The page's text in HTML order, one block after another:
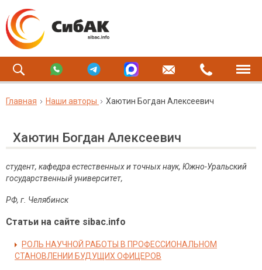
Главная Наши авторы Хаютин Богдан Алексеевич
Хаютин Богдан Алексеевич
студент, кафедра естественных и точных наук, Южно-Уральский
государственный университет,
РФ, г. Челябинск
Статьи на сайте sibac.info
РОЛЬ НАУЧНОЙ РАБОТЫ В ПРОФЕССИОНАЛЬНОМ
СТАНОВЛЕНИИ БУДУЩИХ ОФИЦЕРОВ